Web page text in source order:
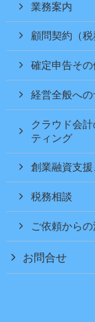
業務案内
顧問契約（税
確定申告その
経営全般へ
クラウド会
ティング
創業融資支
税務相談
ご依頼から
お問合せ